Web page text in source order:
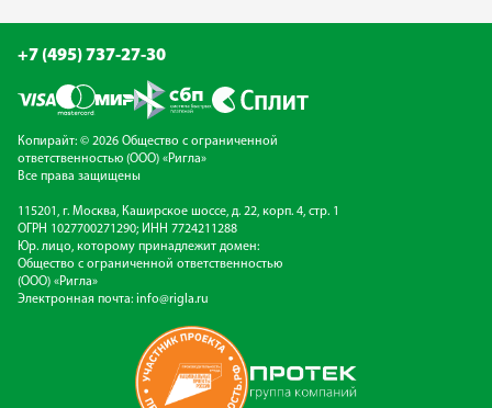
+7 (495) 737-27-30
Копирайт: © 2026 Общество с ограниченной
ответственностью (ООО) «Ригла»
Все права защищены
115201, г. Москва, Каширское шоссе, д. 22, корп. 4, стр. 1
ОГРН 1027700271290; ИНН 7724211288
Юр. лицо, которому принадлежит домен:
Общество с ограниченной ответственностью
(ООО) «Ригла»
Электронная почта: info@rigla.ru